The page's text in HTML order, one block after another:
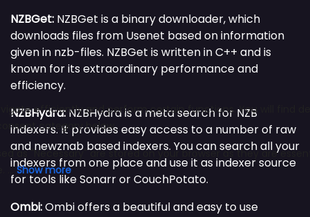
NZBGet: NZBGet is a binary downloader, which
downloads files from Usenet based on information
given in nzb-files. NZBGet is written in C++ and is
known for its extraordinary performance and
efficiency.
NZBHydra: NZBHydra is a meta search for NZB
indexers. It provides easy access to a number of raw
and newznab based indexers. You can search all your
indexers from one place and use it as indexer source
for tools like Sonarr or CouchPotato.
Ombi:Ombi offers a beautiful and easy to use